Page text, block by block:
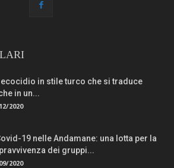
ecocidio in stile turco che si traduce
in un...
2020
19 nelle Andamane: una lotta per la
dei gruppi...
2020